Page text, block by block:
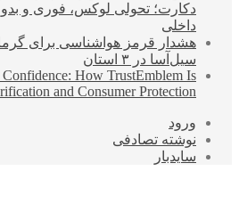
دکارت؛ تحولی لوکس، فوری و
داخلی
سیل‌آسا در ۳ استان
How TrustEmblem Is
and Consumer Protection
ورود
نوشته تصادفی
سایدبار